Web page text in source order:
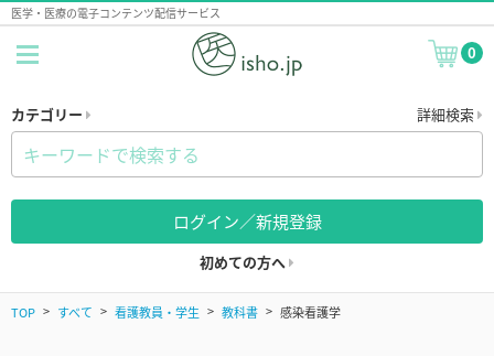
医学・医療の電子コンテンツ配信サービス
0
カテゴリー 詳細検索
ログイン／新規登録
初めての方へ
TOP すべて 看護教員・学生 教科書 感染看護学